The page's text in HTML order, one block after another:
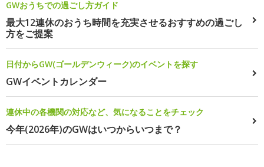
GWおうちでの過ごし方ガイド
最大12連休のおうち時間を充実させるおすすめの過ごし
方をご提案
日付からGW(ゴールデンウィーク)のイベントを探す
GWイベントカレンダー
連休中の各機関の対応など、気になることをチェック
今年(2026年)のGWはいつからいつまで？